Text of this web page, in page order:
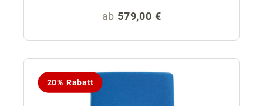
Regulärer Preis:
ab 579,00 €
20% Rabatt